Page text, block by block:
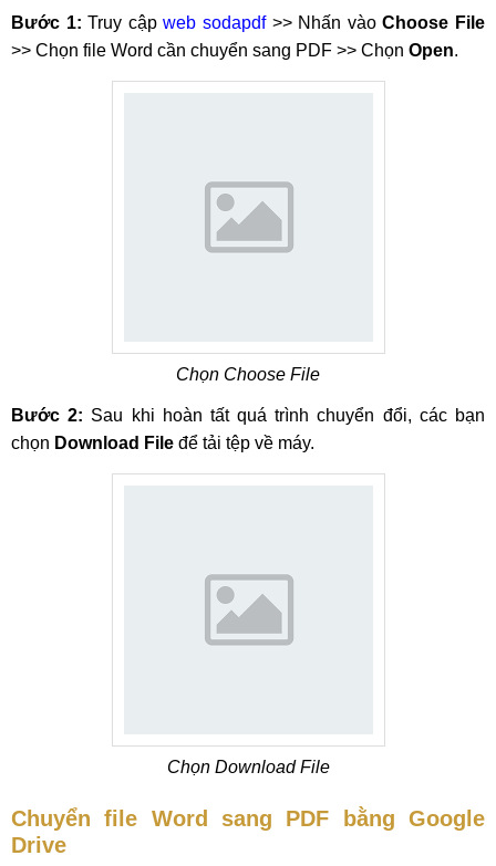
Bước 1: Truy cậpweb sodapdf>> Nhấn vàoChoose File
>> Chọn file Word cần chuyển sang PDF >> Chọn Open.
Chọn Choose File
Bước 2: Sau khi hoàn tất quá trình chuyển đổi, các bạn
chọn Download File để tải tệp về máy.
Chọn Download File
Chuyển file Word sang PDF bằng Google
Drive